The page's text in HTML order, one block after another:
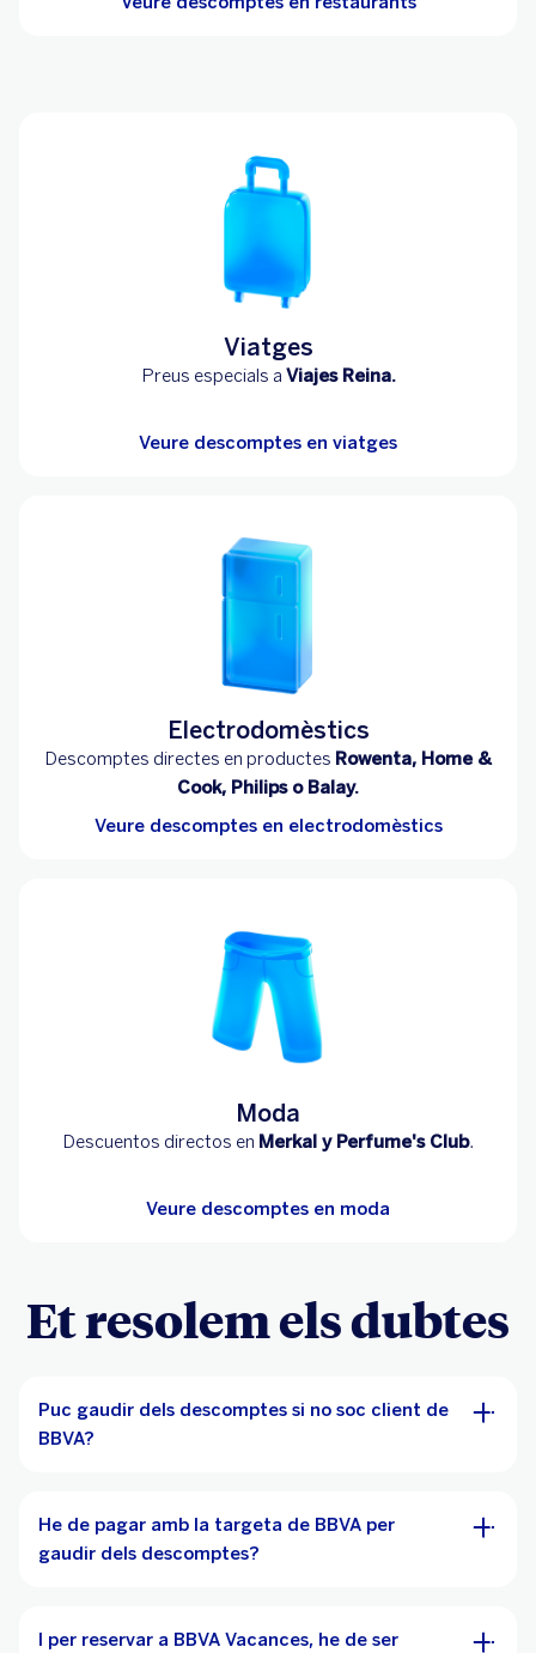
Viatges
Preus especials a Viajes Reina.
Veure descomptes en viatges
Electrodomèstics
Descomptes directes en productes Rowenta, Home &
Cook, Philips o Balay.
Veure descomptes en electrodomèstics
Moda
Descuentos directos en Merkal y Perfume's Club.
Veure descomptes en moda
Et resolem els dubtes
Puc gaudir dels descomptes si no soc client de
BBVA?
He de pagar amb la targeta de BBVA per
gaudir dels descomptes?
I per reservar a BBVA Vacances, he de ser